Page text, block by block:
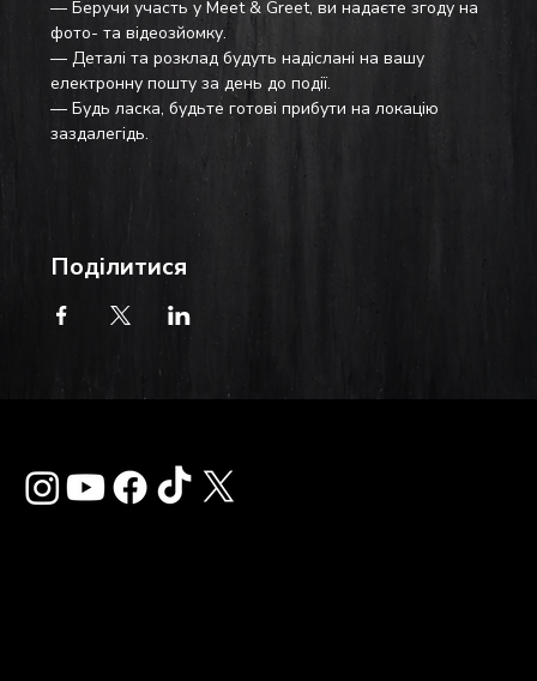
— Беручи участь у Meet & Greet, ви надаєте згоду на
фото- та відеозйомку.
— Деталі та розклад будуть надіслані на вашу
електронну пошту за день до події.
— Будь ласка, будьте готові прибути на локацію
заздалегідь.
Поділитися